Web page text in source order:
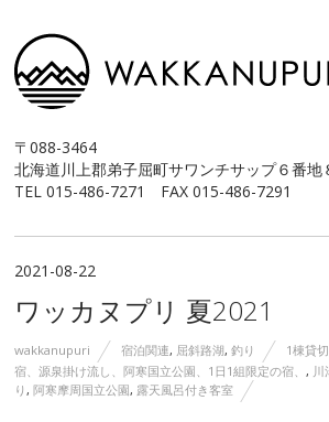
〒088-3464
北海道川上郡弟子屈町サワンチサップ６
TEL 015-486-7271 FAX 015-486-7291
2021-08-22
ワッカヌプリ 夏2021
wakkanupuri 宿泊関連, 屈斜路湖,釣り 1棟貸
宿、源泉掛け流し、阿寒国立公園、1日1組限定の宿、, 川
り,阿寒摩周国立公園, 露天風呂付き客室